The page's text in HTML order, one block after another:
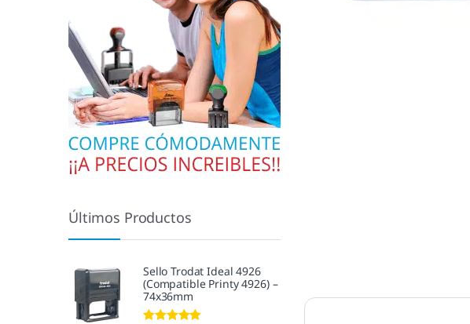
Últimos Productos
Sello Trodat Ideal 4926
(Compatible Printy 4926) –
74x36mm